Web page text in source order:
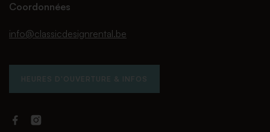
Coordonnées
info@classicdesignrental.be
HEURES D'OUVERTURE & INFOS
FacebookInstagram